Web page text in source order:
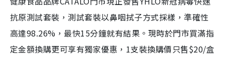
抗原測試套裝，測試套裝以鼻咽拭子方式採樣，準確性
高達98.26%，最快15分鐘就有結果。現時於門市買滿指
定金額換購更可享有獨家優惠，1支裝換購價只售$20/盒